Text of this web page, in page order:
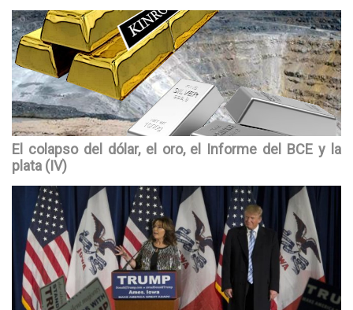
El colapso del dólar, el oro, el Informe del BCE y la
plata (IV)